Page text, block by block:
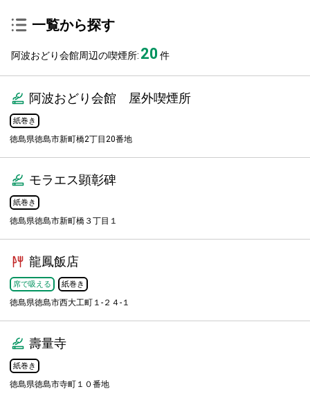
一覧から探す
阿波おどり会館周辺の喫煙所: 20件
阿波おどり会館 屋外喫煙所
紙巻き
徳島県徳島市新町橋2丁目20番地
モラエス顕彰碑
紙巻き
徳島県徳島市新町橋３丁目１
龍鳳飯店
席で吸える 紙巻き
徳島県徳島市西大工町１-２４-１
壽量寺
紙巻き
徳島県徳島市寺町１０番地